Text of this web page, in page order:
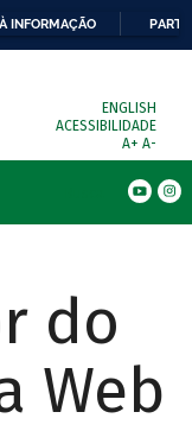
INFORMAÇÃO
ENGLISH
ACESSIBILIDADE
A+ A-
do
Web